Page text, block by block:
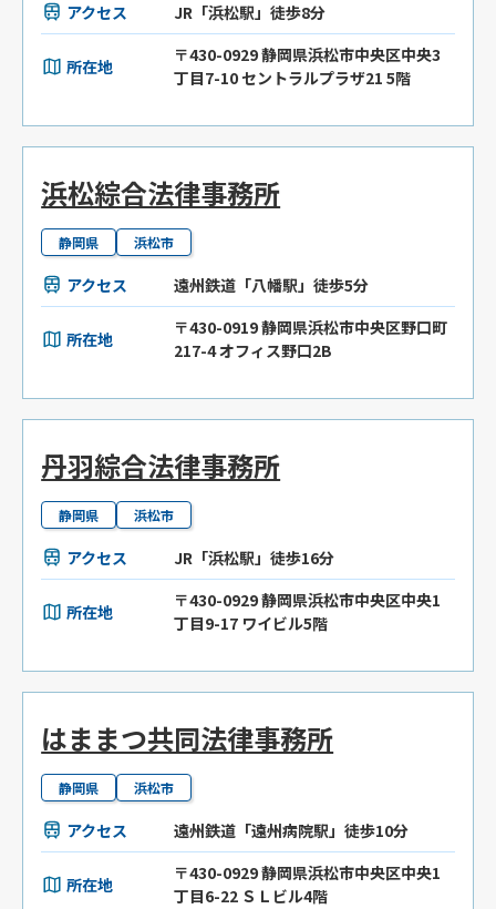
アクセス JR「浜松駅」徒歩8分
所在地
〒430-0929 静岡県浜松市中央区中央3
丁目7-10 セントラルプラザ21 5階
浜松綜合法律事務所
静岡県 浜松市
アクセス 遠州鉄道「八幡駅」徒歩5分
所在地
〒430-0919 静岡県浜松市中央区野口町
217-4 オフィス野口2B
丹羽綜合法律事務所
静岡県 浜松市
アクセス JR「浜松駅」徒歩16分
所在地
〒430-0929 静岡県浜松市中央区中央1
丁目9-17 ワイビル5階
はままつ共同法律事務所
静岡県 浜松市
アクセス 遠州鉄道「遠州病院駅」徒歩10分
所在地
〒430-0929 静岡県浜松市中央区中央1
丁目6-22 ＳＬビル4階